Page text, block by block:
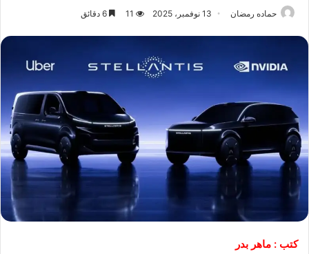
حماده رمضان 13 نوفمبر، 2025 11
كتب : ماهر بدر